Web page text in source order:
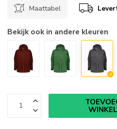
Maattabel
Bekijk ook in andere kleuren